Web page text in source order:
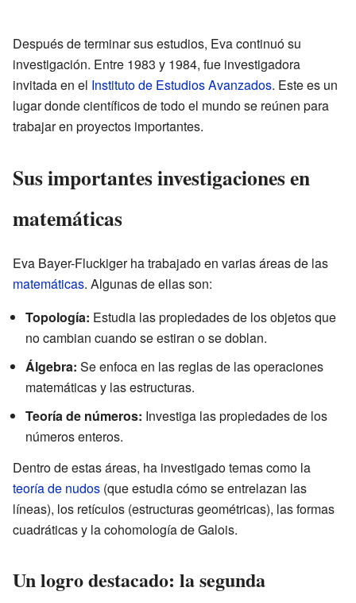
Después de terminar sus estudios, Eva continuó su
investigación. Entre 1983 y 1984, fue investigadora
invitada en el Instituto de Estudios Avanzados. Este es un
lugar donde científicos de todo el mundo se reúnen para
trabajar en proyectos importantes.
Sus importantes investigaciones en
matemáticas
Eva Bayer-Fluckiger ha trabajado en varias áreas de las
matemáticas. Algunas de ellas son:
Topología: Estudia las propiedades de los objetos que
no cambian cuando se estiran o se doblan.
Álgebra: Se enfoca en las reglas de las operaciones
matemáticas y las estructuras.
Teoría de números: Investiga las propiedades de los
números enteros.
Dentro de estas áreas, ha investigado temas como la
teoría de nudos (que estudia cómo se entrelazan las
líneas), los retículos (estructuras geométricas), las formas
cuadráticas y la cohomología de Galois.
Un logro destacado: la segunda